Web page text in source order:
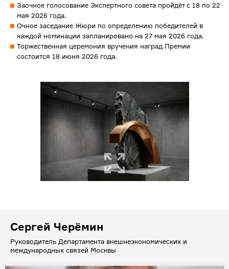
Заочное голосование Экспертного совета пройдёт с 18 по 22
мая 2026 года.
Очное заседание Жюри по определению победителей в
каждой номинации запланировано на 27 мая 2026 года.
Торжественная церемония вручения наград Премии
состоится 18 июня 2026 года.
Сергей Черёмин
Руководитель Департамента внешнеэкономических и
международных связей Москвы